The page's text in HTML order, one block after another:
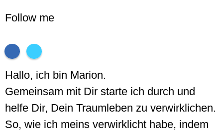
Follow me
Hallo, ich bin Marion.
Gemeinsam mit Dir starte ich durch und
helfe Dir, Dein Traumleben zu verwirklichen.
So, wie ich meins verwirklicht habe, indem